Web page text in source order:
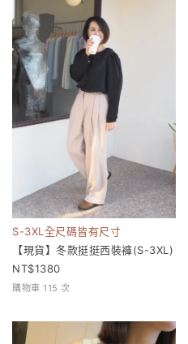
S-3XL全尺碼皆有尺寸
【現貨】冬款挺挺西裝褲(S-3XL)
1380
購物車 115 次